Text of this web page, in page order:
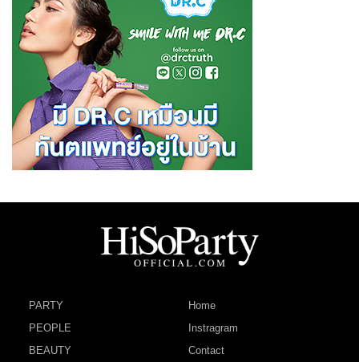
PARTY
PEOPLE
BEAUTY
Home
Instragram
Contact